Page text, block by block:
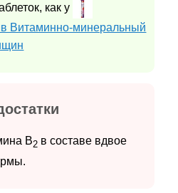
как у
Витаминно-минеральный
B2 в составе вдвое